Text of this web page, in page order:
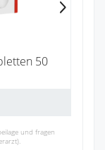
50
und fragen